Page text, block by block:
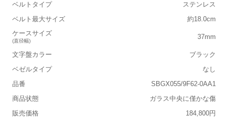
ベルトタイプ
ステンレス
ベルト最大サイズ
約18.0cm
ケースサイズ
(直径幅)
37mm
文字盤カラー
ブラック
ベゼルタイプ
なし
品番
SBGX055/9F62-0AA1
商品状態
ガラス中央に僅かな傷
販売価格
184,800円
■重さ(ベルト込み)
■ケースの大きさ
小さい 大きい
■装飾感